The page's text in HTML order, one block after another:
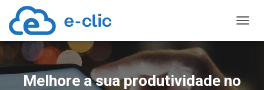
Melhore a sua produtividade no